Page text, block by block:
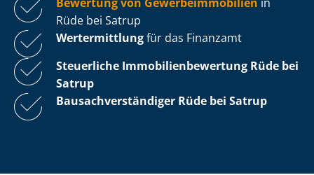
Rüde bei Satrup
Wertermittlungfür das Finanzamt
Steuerliche Im­mo­bi­li­en­be­wer­tung Rüde bei
Satrup
Bau­sach­ver­stän­di­ger Rüde bei Satrup